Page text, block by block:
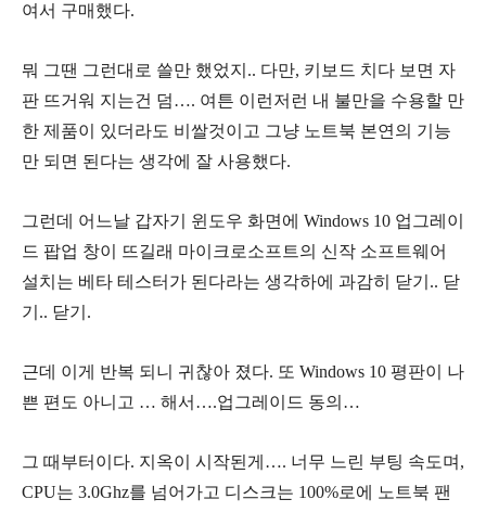
여서 구매했다.
뭐 그땐 그런대로 쓸만 했었지.. 다만, 키보드 치다 보면 자
판 뜨거워 지는건 덤…. 여튼 이런저런 내 불만을 수용할 만
한 제품이 있더라도 비쌀것이고 그냥 노트북 본연의 기능
만 되면 된다는 생각에 잘 사용했다.
그런데 어느날 갑자기 윈도우 화면에 Windows 10 업그레이
드 팝업 창이 뜨길래 마이크로소프트의 신작 소프트웨어
설치는 베타 테스터가 된다라는 생각하에 과감히 닫기.. 닫
기.. 닫기.
근데 이게 반복 되니 귀찮아 졌다. 또 Windows 10 평판이 나
쁜 편도 아니고 … 해서….업그레이드 동의…
그 때부터이다. 지옥이 시작된게…. 너무 느린 부팅 속도며,
CPU는 3.0Ghz를 넘어가고 디스크는 100%로에 노트북 팬